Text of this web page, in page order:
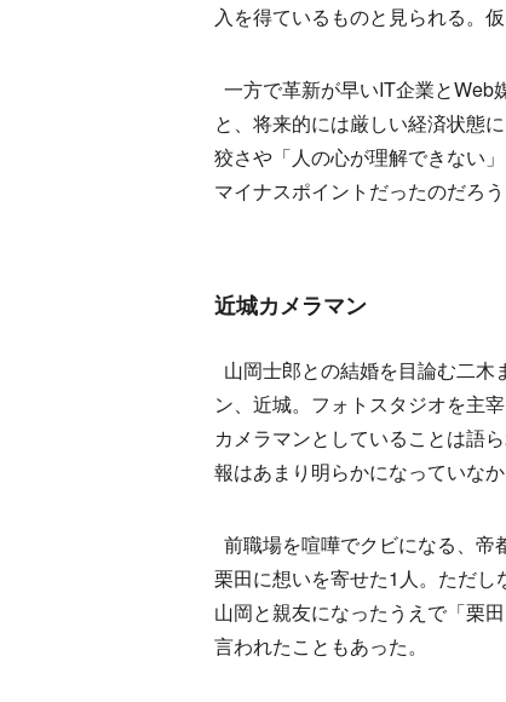
入を得ているものと見られる。
一方で革新が早いIT企業とWeb
と、将来的には厳しい経済状態
狡さや「人の心が理解できない
マイナスポイントだったのだろう
近城カメラマン
山岡士郎との結婚を目論む二
ン、近城。フォトスタジオを主
カメラマンとしていることは語
報はあまり明らかになっていなか
前職場を喧嘩でクビになる、帝
栗田に想いを寄せた1人。ただし
山岡と親友になったうえで「栗
言われたこともあった。